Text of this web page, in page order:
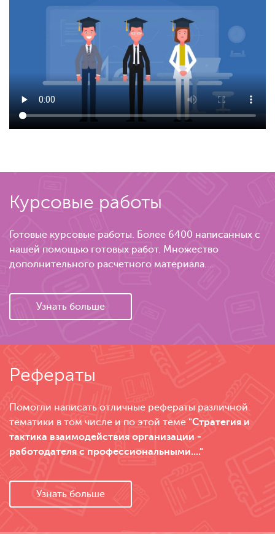
Курсовые работы
Готовые курсовые работы. Более 6400 написанных с
нашей помощью готовых работ. Множество
дополнительного расчетного материала....
Узнать больше
Рефераты
Помогли написать отличные рефераты различной
тематики в том числе и по этой теме "Стратегия и
тактика взаимодействия организации -
работодателя с профессиональными...."
Узнать больше